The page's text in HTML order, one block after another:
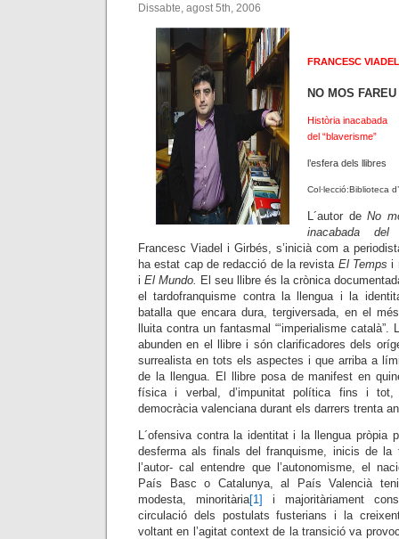
Dissabte, agost 5th, 2006
FRANCESC VIADEL
NO MOS
Història inacabada
del “blaverisme”
l’esfera dels llibres
Col·lecció:Biblioteca
L´autor de No
inacabada del
Francesc Viadel i Girbés, s’inicià com a
ha estat cap de redacció de la revista El Temps i
i El Mundo. El seu llibre és la crònica
el tardofranquisme contra la llengua i la
batalla que encara dura, tergiversada, en el
lluita contra un fantasmal “‘imperialisme
abunden en el llibre i són clarificadores dels
surrealista en tots els aspectes i que arriba a
de la llengua. El llibre posa de manifest en
física i verbal, d’impunitat política fins i tot,
democràcia valenciana durant els darrers trenta
L´ofensiva contra la identitat i la llengua pròpia
desferma als finals del franquisme, inicis de la
l’autor- cal entendre que l’autonomisme, el
País Basc o Catalunya, al País Valencià
modesta, minoritària[1]
i majoritàriament
circulació dels postulats fusterians i la
voltant en l’agitat context de la transició va